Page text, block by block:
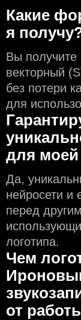
Какие
я
Вы
векторный
без потери
для
для
Да,
нейросети и
перед
логотипа.
Чем
от